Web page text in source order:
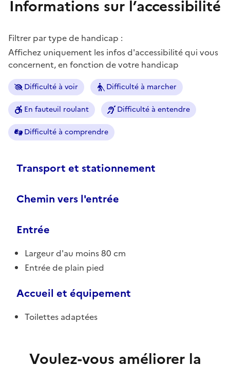
Informations sur l’accessibilité
Filtrer par type de handicap :
Affichez uniquement les infos d'accessibilité qui vous
concernent, en fonction de votre handicap
Difficulté à voir Difficulté à marcher
En fauteuil roulant Difficulté à entendre
Difficulté à comprendre
Transport et stationnement
Chemin vers l'entrée
Entrée
Largeur d'au moins 80 cm
Entrée de plain pied
Accueil et équipement
Toilettes adaptées
Voulez-vous améliorer la